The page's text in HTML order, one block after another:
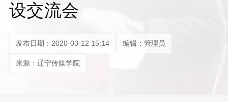
设交流会
发布日期：2020-03-12 15:14 编辑：管理员
来源：辽宁传媒学院